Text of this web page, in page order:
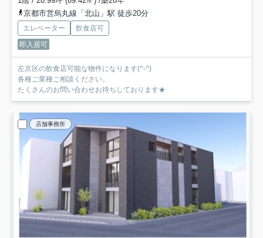
京都市営烏丸線「北山」駅 徒歩20分
エレベーター
飲食店可
即入居可
左京区の飲食店可能な物件になります(^-^)
各種ご業種ご相談ください。
たくさんのお問い合わせお待ちしております★
店舗事務所